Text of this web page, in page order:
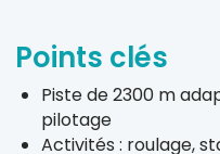
Points clés
Piste de 2300 m
pilotage
Activités : roulage,